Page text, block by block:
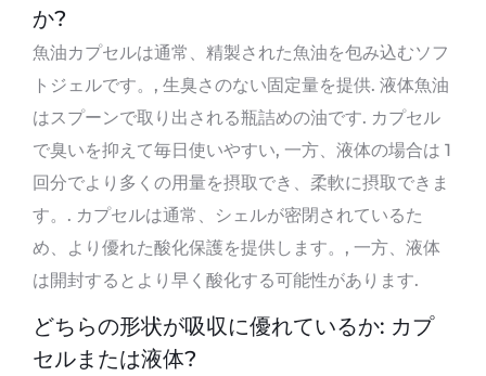
か?
魚油カプセルは通常、精製された魚油を包み込むソフ
トジェルです。, 生臭さのない固定量を提供. 液体魚油
はスプーンで取り出される瓶詰めの油です. カプセル
で臭いを抑えて毎日使いやすい, 一方、液体の場合は 1
回分でより多くの用量を摂取でき、柔軟に摂取できま
す。. カプセルは通常、シェルが密閉されているた
め、より優れた酸化保護を提供します。, 一方、液体
は開封するとより早く酸化する可能性があります.
どちらの形状が吸収に優れているか: カプ
セルまたは液体?